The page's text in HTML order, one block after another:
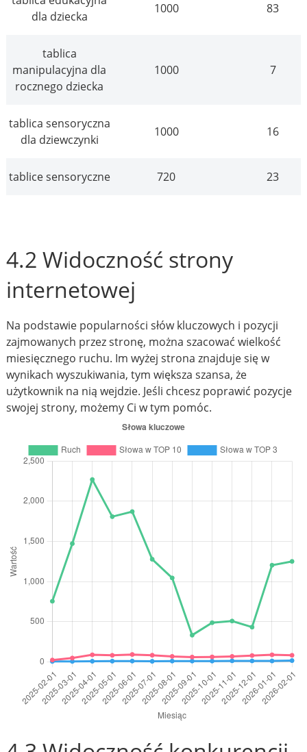
dla dziecka
1000 83
tablica
manipulacyjna dla
rocznego dziecka
1000 7
tablica sensoryczna
dla dziewczynki
1000 16
tablice sensoryczne 720 23
4.2 Widoczność strony
internetowej
Na podstawie popularności słów kluczowych i pozycji
zajmowanych przez stronę, można szacować wielkość
miesięcznego ruchu. Im wyżej strona znajduje się w
wynikach wyszukiwania, tym większa szansa, że
użytkownik na nią wejdzie. Jeśli chcesz poprawić pozycje
swojej strony, możemy Ci w tym pomóc.